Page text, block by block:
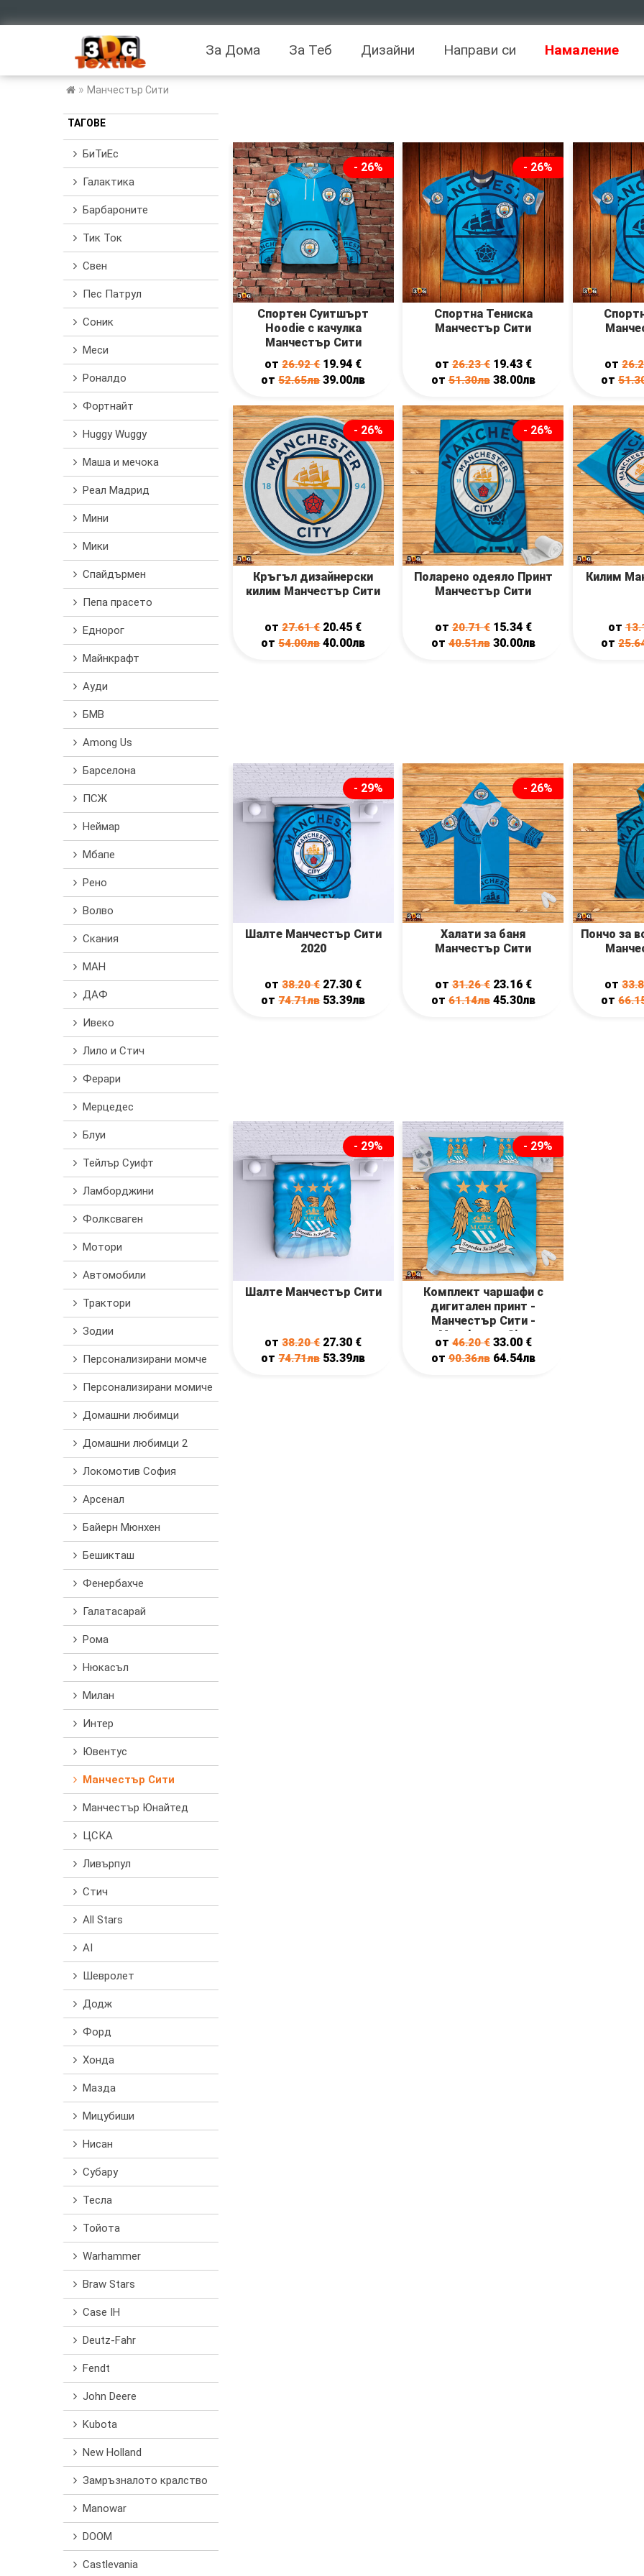
За Дома За Теб Дизайни Направи си Намаление
» Манчестър Сити
ТАГОВЕ
БиТиЕс
Галактика
Барбароните
Тик Ток
Свен
Пес Патрул
Соник
Меси
Роналдо
Фортнайт
Huggy Wuggy
Маша и мечока
Реал Мадрид
Мини
Мики
Спайдърмен
Пепа прасето
Еднорог
Майнкрафт
Ауди
БМВ
Among Us
Барселона
ПСЖ
Неймар
Мбапе
Рено
Волво
Скания
МАН
ДАФ
Ивеко
Лило и Стич
Ферари
Мерцедес
Блуи
Тейлър Суифт
Ламборджини
Фолксваген
Мотори
Автомобили
Трактори
Зодии
Персонализирани момче
Персонализирани момиче
Домашни любимци
Домашни любимци 2
Локомотив София
Арсенал
Байерн Мюнхен
Бешикташ
Фенербахче
Галатасарай
Рома
Нюкасъл
Милан
Интер
Ювентус
Манчестър Сити
Манчестър Юнайтед
ЦСКА
Ливърпул
Стич
All Stars
AI
Шевролет
Додж
Форд
Хонда
Мазда
Мицубиши
Нисан
Субару
Тесла
Тойота
Warhammer
Braw Stars
Case IH
Deutz-Fahr
Fendt
John Deere
Kubota
New Holland
Замръзналото кралство
Manowar
DOOM
Castlevania
- 26%
Спортен Суитшърт
Hoodie с качулка
Манчестър Сити
от26.92€ 19.94 €
от52.65лв 39.00лв
- 26%
Спортна Тениска
Манчестър Сити
от26.23€ 19.43 €
от51.30лв 38.00лв
от
от
- 26%
Кръгъл дизайнерски
килим Манчестър Сити
от27.61€ 20.45 €
от54.00лв 40.00лв
- 26%
Поларено одеяло Принт
Манчестър Сити
от20.71€ 15.34 €
от40.51лв 30.00лв
Килим
от
от
- 29%
Шалте Манчестър Сити
2020
от38.20€ 27.30 €
от74.71лв 53.39лв
- 26%
Халати за баня
Манчестър Сити
от31.26€ 23.16 €
от61.14лв 45.30лв
Пончо за
от
от
- 29%
Шалте Манчестър Сити
от38.20€ 27.30 €
от74.71лв 53.39лв
- 29%
Комплект чаршафи с
дигитален принт -
Манчестър Сити -
Manchester City
от46.20€ 33.00 €
от90.36лв 64.54лв